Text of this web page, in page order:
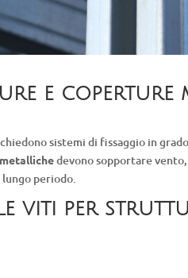
e coperture
sistemi di fissaggio in
devono sopportare
periodo.
viti per